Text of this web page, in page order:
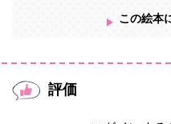
この絵本
評価